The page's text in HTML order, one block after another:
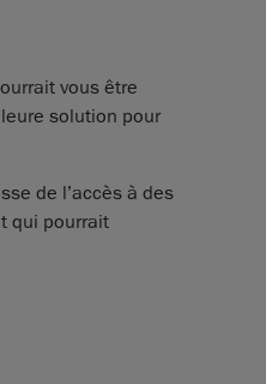
vous être
solution pour
de l’accès à des
qui pourrait